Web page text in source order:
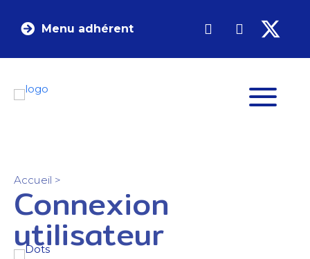
Menu adhérent
Accueil >
Connexion
utilisateur